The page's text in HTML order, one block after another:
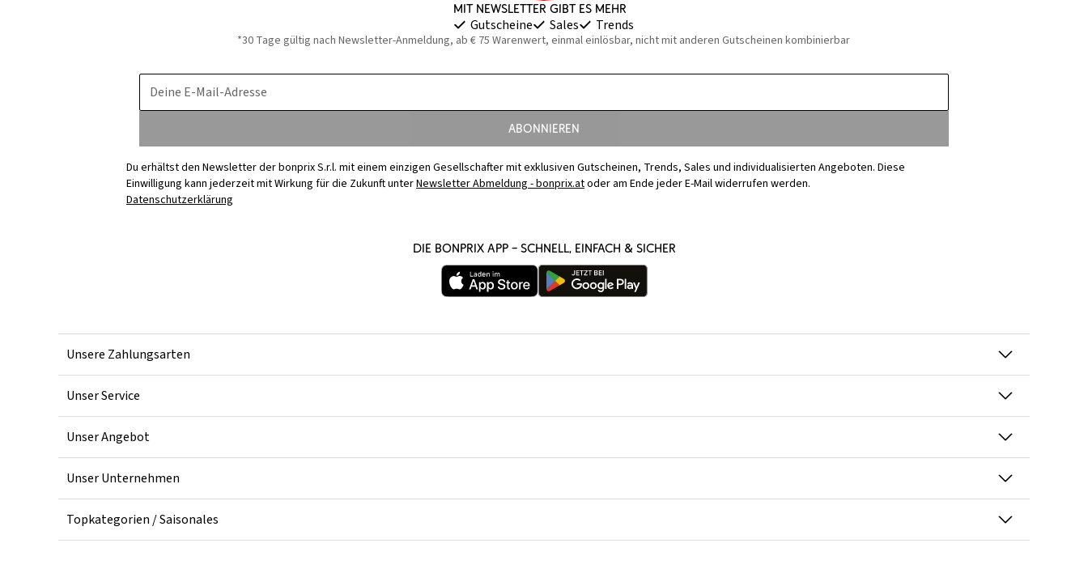
Mit Newsletter gibt es mehr
Gutscheine Sales Trends
*30 Tage gültig nach Newsletter-Anmeldung, ab € 75 Warenwert, einmal einlösbar, nicht mit anderen Gutscheinen kombinierbar
Deine E-Mail-Adresse
Abonnieren
Du erhältst den Newsletter der bonprix S.r.l. mit einem einzigen Gesellschafter mit exklusiven Gutscheinen, Trends, Sales und individualisierten Angeboten. Diese
Einwilligung kann jederzeit mit Wirkung für die Zukunft unterNewsletter Abmeldung - bonprix.atoder am Ende jeder E-Mail widerrufen werden.
Datenschutzerklärung
Die bonprix App – schnell, einfach & sicher
Unsere Zahlungsarten
Unser Service
Unser Angebot
Unser Unternehmen
Topkategorien / Saisonales